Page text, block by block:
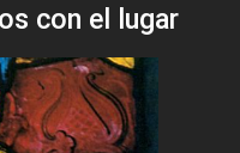
con el lugar